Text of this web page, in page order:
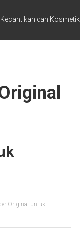
dan Kosmetik
Original untuk